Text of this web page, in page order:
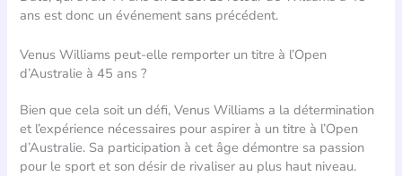
ans est donc un événement sans précédent.
Venus Williams peut-elle remporter un titre à l’Open
d’Australie à 45 ans ?
Bien que cela soit un défi, Venus Williams a la détermination
et l’expérience nécessaires pour aspirer à un titre à l’Open
d’Australie. Sa participation à cet âge démontre sa passion
pour le sport et son désir de rivaliser au plus haut niveau.